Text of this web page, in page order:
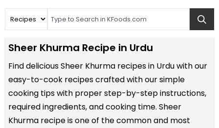
Sheer Khurma Recipe in Urdu
Find delicious Sheer Khurma recipes in Urdu with our
easy-to-cook recipes crafted with our simple
cooking tips with proper step-by-step instructions,
required ingredients, and cooking time. Sheer
Khurma recipe is one of the common and most